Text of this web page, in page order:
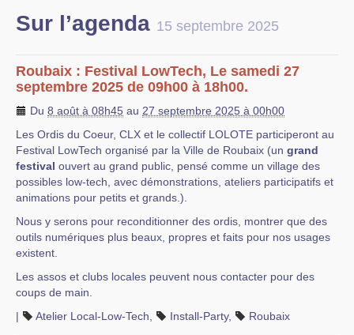
Besoin d’Aide ?
Contact
Espace membres
Sur l’agenda 15 septembre 2025
Roubaix : Festival LowTech, Le samedi 27
septembre 2025 de 09h00 à 18h00.
Du 8 août à 08h45 au 27 septembre 2025 à 00h00
Les Ordis du Coeur, CLX et le collectif LOLOTE participeront au
Festival LowTech organisé par la Ville de Roubaix (un grand
festival ouvert au grand public, pensé comme un village des
possibles low-tech, avec démonstrations, ateliers participatifs et
animations pour petits et grands.).
Nous y serons pour reconditionner des ordis, montrer que des
outils numériques plus beaux, propres et faits pour nos usages
existent.
Les assos et clubs locales peuvent nous contacter pour des
coups de main.
|
Atelier Local-Low-Tech Install-Party, Roubaix